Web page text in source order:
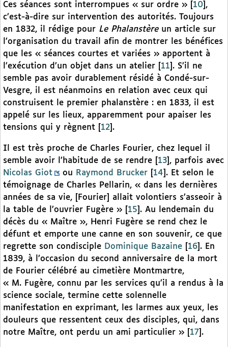
Ces séances sont interrompues « sur ordre » 10 ,
c’est-à-dire sur intervention des autorités. Toujours
en 1832, il rédige pour Le Phalanstèreun article sur
l’organisation du travail afin de montrer les bénéfices
que les « séances courtes et variées » apportent à
l’exécution d’un objet dans un atelier
11 . S’il ne
semble pas avoir durablement résidé à Condé-sur-
Vesgre, il est néanmoins en relation avec ceux qui
construisent le premier phalanstère : en 1833, il est
appelé sur les lieux, apparemment pour apaiser les
tensions qui y règnent
12 .
Il est très proche de Charles Fourier, chez lequel il
semble avoir l’habitude de se rendre
13 , parfois avec
Nicolas Giot
ou Raymond Brucker 14 . Et selon le
témoignage de Charles Pellarin, « dans les dernières
années de sa vie, [Fourier] allait volontiers s’asseoir à
la table de l’ouvrier Fugère »
15 . Au lendemain du
décès du « Maître », Henri Fugère se rend chez le
défunt et emporte une canne en son souvenir, ce que
regrette son condisciple Dominique Bazaine 16 . En
1839, à l’occasion du second anniversaire de la mort
de Fourier célébré au cimetière Montmartre,
« M. Fugère, connu par les services qu’il a rendus à la
science sociale, termine cette solennelle
manifestation en exprimant, les larmes aux yeux, les
douleurs que ressentent ceux des disciples, qui, dans
notre Maître, ont perdu un ami particulier »
17 .